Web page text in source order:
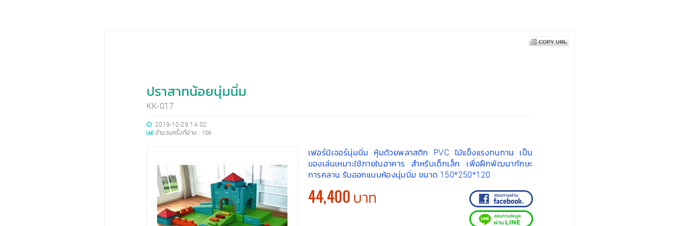
ปราสาทน้อยนุ่มนิ่ม
KK-017
2019-10-29 14:02
จำนวนครั้งที่อ่าน : 106
เฟอร์นิเจอร์นุ่มนิ่ม หุ้มด้วยพลาสติก PVC ไม้แข็งแรงทนทาน เป็น
ของเล่นเหมาะใช้ภายในอาคาร สำหรับเด็กเล็ก เพื่อฝึกพัฒนาทักษะ
การคลาน รับออกแบบห้องนุ่มนิ่ม ขนาด 150*250*120
44,400 บาท